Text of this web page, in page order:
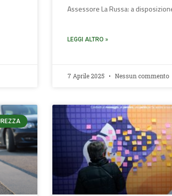
Assessore La Russa: a
LEGGI ALTRO »
7 Aprile 2025 Nessun commento